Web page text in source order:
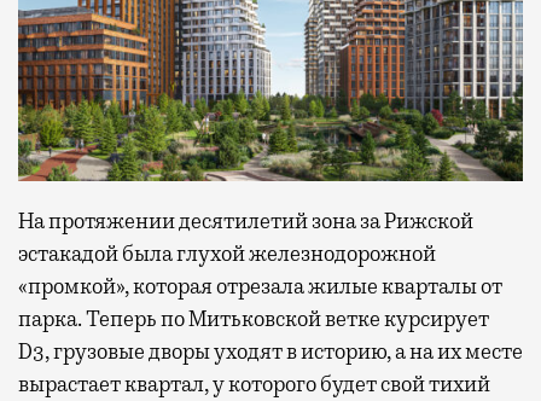
На протяжении десятилетий зона за Рижской
эстакадой была глухой железнодорожной
«промкой», которая отрезала жилые кварталы от
парка. Теперь по Митьковской ветке курсирует
D3, грузовые дворы уходят в историю, а на их месте
вырастает квартал, у которого будет свой тихий